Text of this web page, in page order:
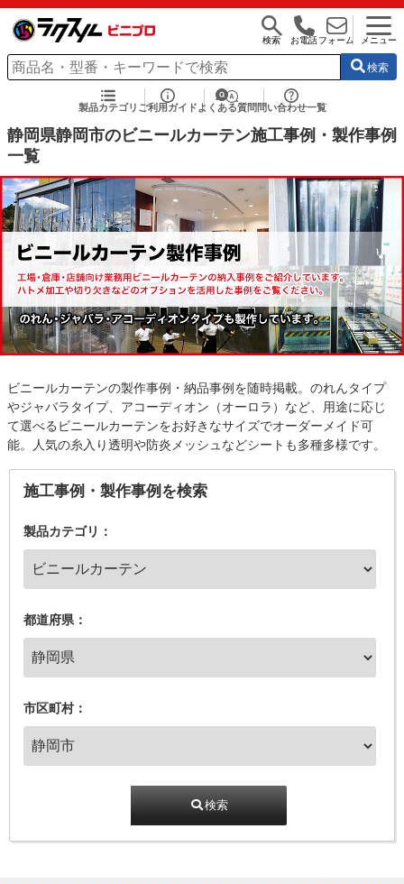
検索 お電話フォーム メニュー
検索
製品カテゴリ ご利用ガイド よくある質問 問い合わせ一覧
静岡県静岡市のビニールカーテン施工事例・製作事例
一覧
ビニールカーテンの製作事例・納品事例を随時掲載。のれんタイプ
やジャバラタイプ、アコーディオン（オーロラ）など、用途に応じ
て選べるビニールカーテンをお好きなサイズでオーダーメイド可
能。人気の糸入り透明や防炎メッシュなどシートも多種多様です。
施工事例・製作事例を検索
製品カテゴリ：
都道府県：
市区町村：
検索